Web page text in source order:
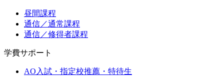
昼間課程
通信／通常課程
通信／修得者課程
学費サポート
AO入試・指定校推薦・特待生